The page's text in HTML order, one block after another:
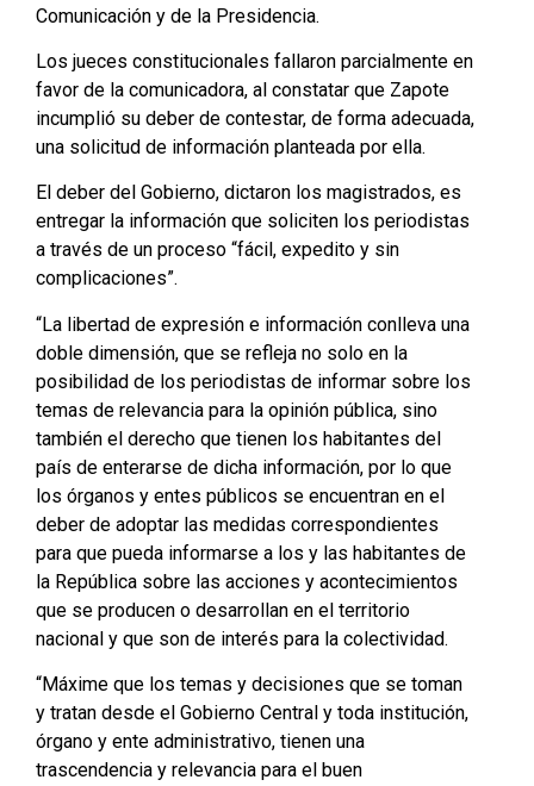
Comunicación y de la Presidencia.
Los jueces constitucionales fallaron parcialmente en
favor de la comunicadora, al constatar que Zapote
incumplió su deber de contestar, de forma adecuada,
una solicitud de información planteada por ella.
El deber del Gobierno, dictaron los magistrados, es
entregar la información que soliciten los periodistas
a través de un proceso “fácil, expedito y sin
complicaciones”.
“La libertad de expresión e información conlleva una
doble dimensión, que se refleja no solo en la
posibilidad de los periodistas de informar sobre los
temas de relevancia para la opinión pública, sino
también el derecho que tienen los habitantes del
país de enterarse de dicha información, por lo que
los órganos y entes públicos se encuentran en el
deber de adoptar las medidas correspondientes
para que pueda informarse a los y las habitantes de
la República sobre las acciones y acontecimientos
que se producen o desarrollan en el territorio
nacional y que son de interés para la colectividad.
“Máxime que los temas y decisiones que se toman
y tratan desde el Gobierno Central y toda institución,
órgano y ente administrativo, tienen una
trascendencia y relevancia para el buen